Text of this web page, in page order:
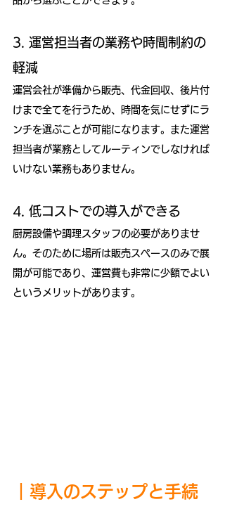
3. 運営担当者の業務や時間制約の
軽減
運営会社が準備から販売、代金回収、後片付
けまで全てを行うため、時間を気にせずにラ
ンチを選ぶことが可能になります。また運営
担当者が業務としてルーティンでしなければ
いけない業務もありません。
4. 低コストでの導入ができる
厨房設備や調理スタッフの必要がありませ
ん。そのために場所は販売スペースのみで展
開が可能であり、運営費も非常に少額でよい
というメリットがあります。
導入のステップと手続